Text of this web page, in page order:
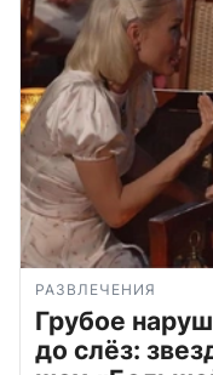
РАЗВЛЕЧЕНИЯ
Грубое
до слёз: